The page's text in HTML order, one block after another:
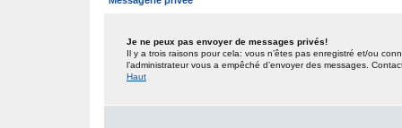
Je ne peux pas envoyer de messages privés!
Il y a trois raisons pour cela: vous n’êtes pas enregistré et/ou
l’administrateur vous a empêché d’envoyer des messages.
Haut